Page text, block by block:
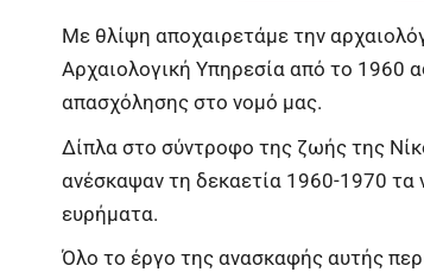
Με θλίψη αποχαιρετάμε την
Αρχαιολογική Υπηρεσία από το 1960
απασχόλησης στο νομό μας.
Δίπλα στο σύντροφο της ζωής της
ανέσκαψαν τη δεκαετία 1960-1970 τα
ευρήματα.
Όλο το έργο της ανασκαφής αυτής